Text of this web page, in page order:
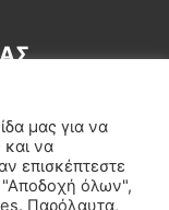
μας για να
και να
επισκέπτεστε
"Αποδοχή όλων",
Παρόλαυτα,